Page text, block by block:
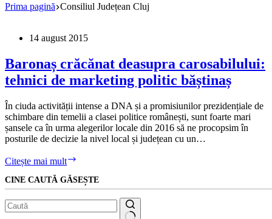
Prima pagină Consiliul Județean Cluj
14 august 2015
Baronaș crăcănat deasupra carosabilului:
tehnici de marketing politic băștinaș
În ciuda activității intense a DNA și a promisiunilor prezidențiale de
schimbare din temelii a clasei politice românești, sunt foarte mari
șansele ca în urma alegerilor locale din 2016 să ne procopsim în
posturile de decizie la nivel local și județean cu un…
Citește mai mult
deasupra
carosabilului:
tehnici
de
CINE CAUTĂ GĂSEȘTE